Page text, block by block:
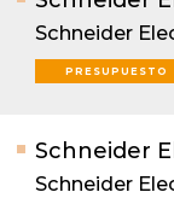
Schneider
PRESUPUESTO
Schneider
Schneider